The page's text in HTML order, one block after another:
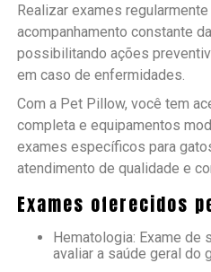
Realizar exames
acompanhamento constante
possibilitando ações
em caso de enfermidades.
Com a Pet Pillow, você tem
completa e equipamentos
exames específicos para
atendimento de qualidade e
Exames oferecidos
Hematologia: Exame de sangue completo para
avaliar a saúde geral do